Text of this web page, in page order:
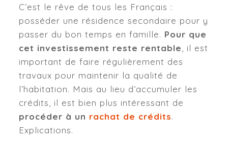
C’est le rêve de tous les Français :
posséder une résidence secondaire pour y
passer du bon temps en famille. Pour que
cet investissement reste rentable , il est
important de faire régulièrement des
travaux pour maintenir la qualité de
l’habitation. Mais au lieu d’accumuler les
crédits, il est bien plus intéressant de
procéder à un rachat de crédits.
Explications.